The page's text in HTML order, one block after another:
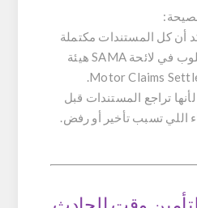
أن كل المستندات مكتملة
ومطابقة لما هو مطلوب في لائحة SAMA هيئة
لأنها تراجع المستندات قبل
اللي تسبب تأخير أو رفض.